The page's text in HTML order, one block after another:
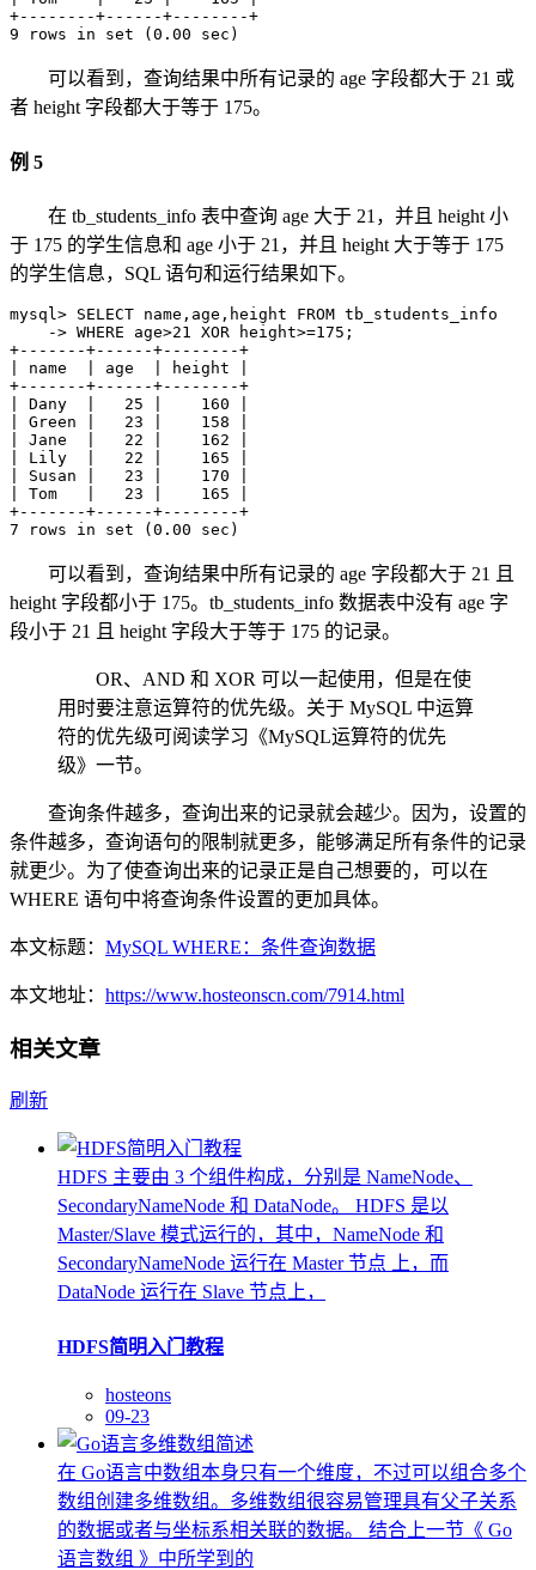
+--------+------+--------+
9 rows in set (0.00 sec)
可以看到，查询结果中所有记录的 age 字段都大于 21 或
者 height 字段都大于等于 175。
例 5
在 tb_students_info 表中查询 age 大于 21，并且 height 小
于 175 的学生信息和 age 小于 21，并且 height 大于等于 175
的学生信息，SQL 语句和运行结果如下。
mysql> SELECT name,age,height FROM tb_students_info
    -> WHERE age>21 XOR height>=175;
+-------+------+--------+
| name  | age  | height |
+-------+------+--------+
| Dany  |   25 |    160 |
| Green |   23 |    158 |
| Jane  |   22 |    162 |
| Lily  |   22 |    165 |
| Susan |   23 |    170 |
| Tom   |   23 |    165 |
+-------+------+--------+
7 rows in set (0.00 sec)
可以看到，查询结果中所有记录的 age 字段都大于 21 且
height 字段都小于 175。tb_students_info 数据表中没有 age 字
段小于 21 且 height 字段大于等于 175 的记录。
OR、AND 和 XOR 可以一起使用，但是在使
用时要注意运算符的优先级。关于 MySQL 中运算
符的优先级可阅读学习《MySQL运算符的优先
级》一节。
查询条件越多，查询出来的记录就会越少。因为，设置的
条件越多，查询语句的限制就更多，能够满足所有条件的记录
就更少。为了使查询出来的记录正是自己想要的，可以在
WHERE 语句中将查询条件设置的更加具体。
本文标题： MySQL WHERE：条件查询数据
本文地址： https://www.hosteonscn.com/7914.html
相关文章
刷新
HDFS 主要由 3 个组件构成，分别是 NameNode、
SecondaryNameNode 和 DataNode。 HDFS 是以
Master/Slave 模式运行的，其中，NameNode 和
SecondaryNameNode 运行在 Master 节点 上，而
DataNode 运行在 Slave 节点上，
HDFS简明入门教程
hosteons
09-23
在 Go语言中数组本身只有一个维度，不过可以组合多个
数组创建多维数组。多维数组很容易管理具有父子关系
的数据或者与坐标系相关联的数据。 结合上一节《 Go
语言数组 》中所学到的